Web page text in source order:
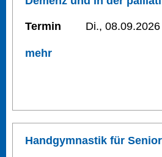
Termin Di., 08.09.2026
mehr
Handgymnastik für